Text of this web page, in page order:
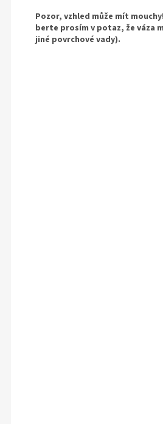
Pozor, vzhled může mít
berte prosím v potaz, že váza
jiné povrchové vady).